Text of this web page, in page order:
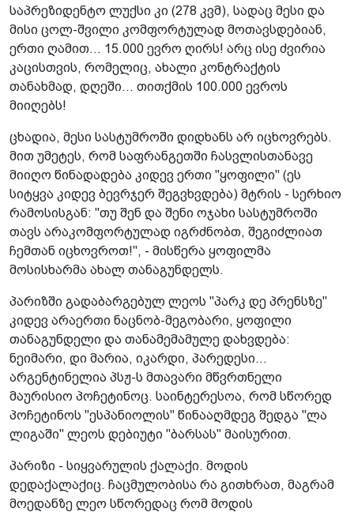
საპრეზიდენტო ლუქსი კი (278 კვმ), სადაც მესი და
მისი ცოლ-შვილი კომფორტულად მოთავსდებიან,
ერთი ღამით... 15.000 ევრო ღირს! არც ისე ძვირია
კაცისთვის, რომელიც, ახალი კონტრაქტის
თანახმად, დღეში... თითქმის 100.000 ევროს
მიიღებს!
ცხადია, მესი სასტუმროში დიდხანს არ იცხოვრებს.
მით უმეტეს, რომ საფრანგეთში ჩასვლისთანავე
მიიღო წინადადება კიდევ ერთი "ყოფილი" (ეს
სიტყვა კიდევ ბევრჯერ შეგვხვდება) მტრის - სერხიო
რამოსისგან: "თუ შენ და შენი ოჯახი სასტუმროში
თავს არაკომფორტულად იგრძნობთ, შეგიძლიათ
ჩემთან იცხოვროთ!", - მისწერა ყოფილმა
მოსისხარმა ახალ თანაგუნდელს.
პარიზში გადაბარგებულ ლეოს "პარკ დე პრენსზე"
კიდევ არაერთი ნაცნობ-მეგობარი, ყოფილი
თანაგუნდელი და თანამემამულე დახვდება:
ნეიმარი, დი მარია, იკარდი, პარედესი...
არგენტინელია პსჟ-ს მთავარი მწვრთნელი
მაურისიო პოჩეტინოც. საინტერესოა, რომ სწორედ
პოჩეტინოს "ესპანიოლის" წინააღმდეგ შედგა "ლა
ლიგაში" ლეოს დებიუტი "ბარსას" მაისურით.
პარიზი - სიყვარულის ქალაქი. მოდის
დედაქალაქიც. ჩაცმულობისა რა გითხრათ, მაგრამ
მოედანზე ლეო სწორედაც რომ მოდის